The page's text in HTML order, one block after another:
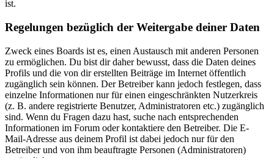
ist.
Regelungen bezüglich der Weitergabe deiner Daten
Zweck eines Boards ist es, einen Austausch mit anderen Personen
zu ermöglichen. Du bist dir daher bewusst, dass die Daten deines
Profils und die von dir erstellten Beiträge im Internet öffentlich
zugänglich sein können. Der Betreiber kann jedoch festlegen, dass
einzelne Informationen nur für einen eingeschränkten Nutzerkreis
(z. B. andere registrierte Benutzer, Administratoren etc.) zugänglich
sind. Wenn du Fragen dazu hast, suche nach entsprechenden
Informationen im Forum oder kontaktiere den Betreiber. Die E-
Mail-Adresse aus deinem Profil ist dabei jedoch nur für den
Betreiber und von ihm beauftragte Personen (Administratoren)